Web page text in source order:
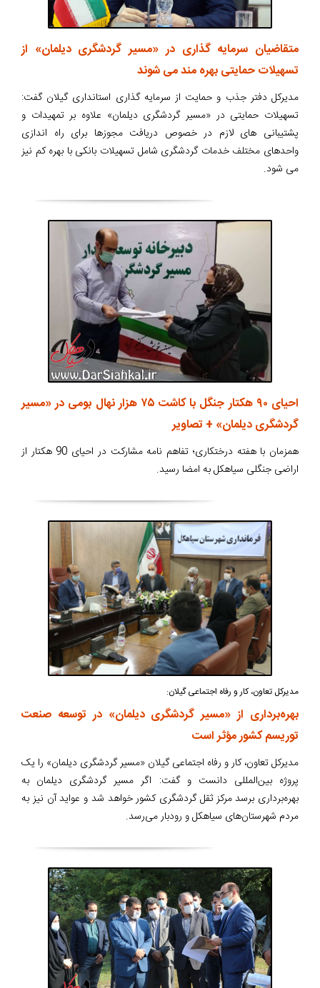
متقاضیان سرمایه گذاری در «مسیر گردشگری دیلمان» از
تسهیلات حمایتی بهره مند می شوند
مدیرکل دفتر جذب و حمایت از سرمایه گذاری استانداری گیلان گفت:
تسهیلات حمایتی در «مسیر گردشگری دیلمان» علاوه بر تمهیدات و
پشتیبانی های لازم در خصوص دریافت مجوزها برای راه اندازی
واحدهای مختلف خدمات گردشگری شامل تسهیلات بانکی با بهره کم نیز
می شود.
احیای ۹۰ هکتار جنگل با کاشت ۷۵ هزار نهال بومی در «مسیر
گردشگری دیلمان» + تصاویر
همزمان با هفته درختکاری؛ تفاهم نامه مشارکت در احیای 90 هکتار از
اراضی جنگلی سیاهکل به امضا رسید.
مدیرکل تعاون، کار و رفاه اجتماعی گیلان:
بهره‌برداری از «مسیر گردشگری دیلمان» در توسعه صنعت
توریسم کشور مؤثر است
مدیرکل تعاون، کار و رفاه اجتماعی گیلان «مسیر گردشگری دیلمان» را یک
پروژه بین‌المللی دانست و گفت: اگر مسیر گردشگری دیلمان به
بهره‌برداری برسد مرکز ثقل گردشگری کشور خواهد شد و عواید آن نیز به
مردم شهرستان‌های سیاهکل و رودبار می‌رسد.